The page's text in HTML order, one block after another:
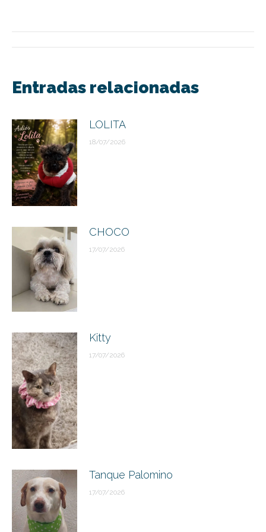
Navegación
entre
Entradas relacionadas
LOLITA
18/07/2026
CHOCO
17/07/2026
Kitty
17/07/2026
Tanque Palomino
17/07/2026